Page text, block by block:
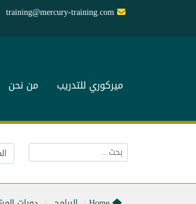
training@mercury-training.com
ميركوري للتدريب من نحن